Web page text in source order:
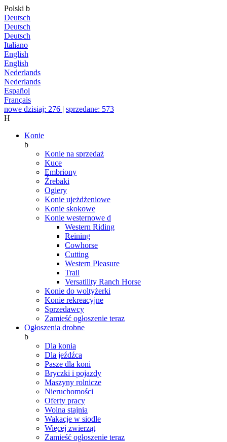
Polski b
Deutsch
Deutsch
Deutsch
Italiano
English
English
Nederlands
Nederlands
Español
Français
nowe dzisiaj: 276 | sprzedane: 573
H
Konie
b
Konie na sprzedaż
Kuce
Embriony
Źrebaki
Ogiery
Konie ujeżdżeniowe
Konie skokowe
Konie westernowe d
Western Riding
Reining
Cowhorse
Cutting
Western Pleasure
Trail
Versatility Ranch Horse
Konie do woltyżerki
Konie rekreacyjne
Sprzedawcy
Zamieść ogłoszenie teraz
Ogłoszenia drobne
b
Dla konia
Dla jeźdźca
Pasze dla koni
Bryczki i pojazdy
Maszyny rolnicze
Nieruchomości
Oferty pracy
Wolna stajnia
Wakacje w siodle
Więcej zwierząt
Zamieść ogłoszenie teraz